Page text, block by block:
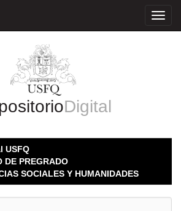
Digital
USFQ
DE PREGRADO
SOCIALES Y HUMANIDADES